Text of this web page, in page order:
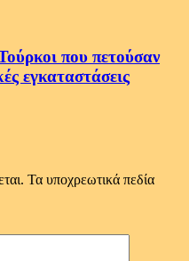
που πετούσαν
εγκαταστάσεις
Τα υποχρεωτικά πεδία